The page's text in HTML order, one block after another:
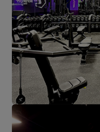
Produkte für einzelne
Das Herz unseres
die Ortschaft, wo alles